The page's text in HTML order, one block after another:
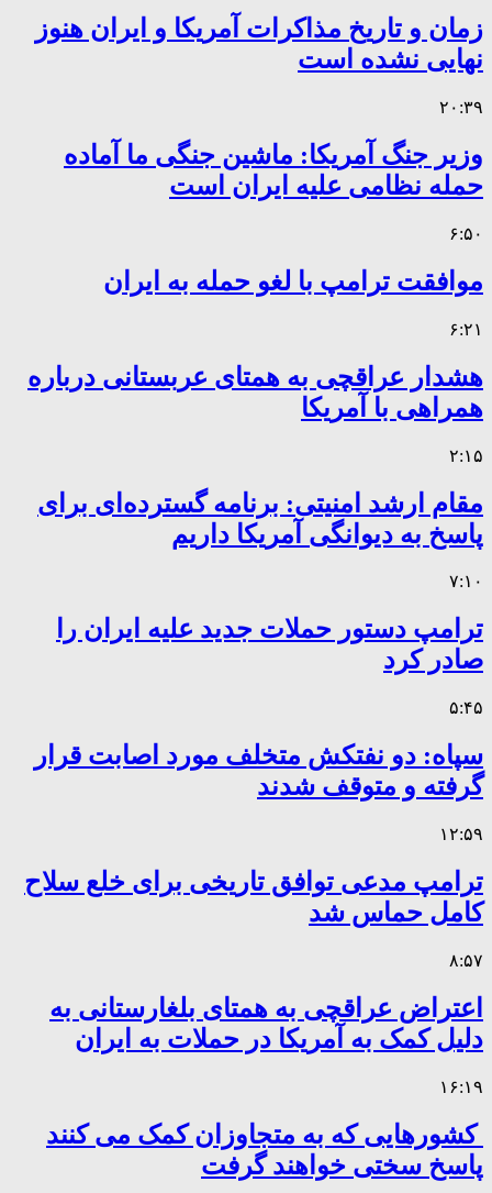
زمان و تاریخ مذاکرات آمریکا و ایران هنوز
نهایی نشده است
۲۰:۳۹
وزیر جنگ آمریکا: ماشین جنگی ما آماده
حمله نظامی علیه ایران است
۶:۵۰
موافقت ترامپ با لغو حمله به ایران
۶:۲۱
هشدار عراقچی به همتای عربستانی درباره
همراهی با آمریکا
۲:۱۵
مقام ارشد امنیتی: برنامه گسترده‌ای برای
پاسخ به دیوانگی آمریکا داریم
۷:۱۰
ترامپ دستور حملات جدید علیه ایران را
صادر کرد
۵:۴۵
سپاه: دو نفتکش متخلف مورد اصابت قرار
گرفته و متوقف شدند
۱۲:۵۹
ترامپ مدعی توافق تاریخی برای خلع سلاح
کامل حماس شد
۸:۵۷
اعتراض عراقچی به همتای بلغارستانی به
دلیل کمک به آمریکا در حملات به ایران
۱۶:۱۹
کشورهایی که به متجاوزان کمک می کنند
پاسخ سختی خواهند گرفت